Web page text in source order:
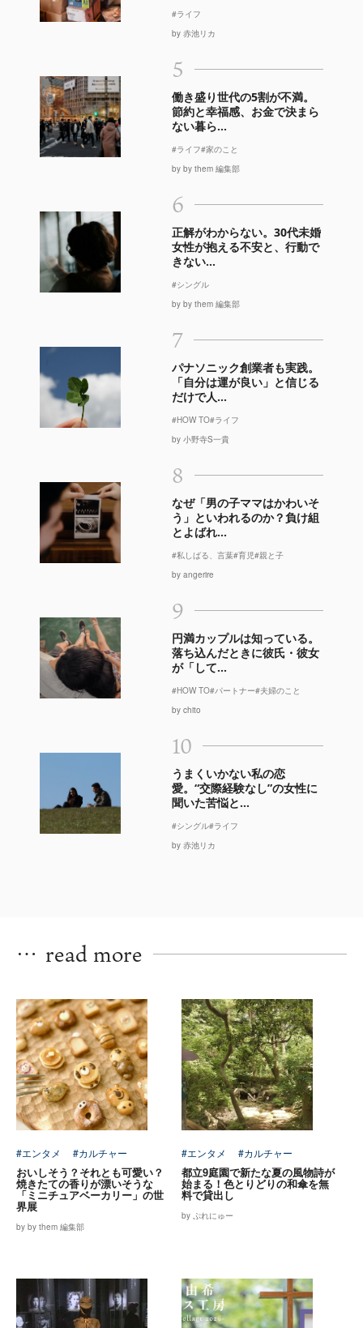
#ライフ
by 赤池リカ
5
働き盛り世代の5割が不満。
節約と幸福感、お金で決まら
ない暮ら...
#ライフ#家のこと
by by them 編集部
6
正解がわからない。30代未婚
女性が抱える不安と、行動で
きない...
#シングル
by by them 編集部
7
パナソニック創業者も実践。
「自分は運が良い」と信じる
だけで人...
#HOW TO#ライフ
by 小野寺S一貴
8
なぜ「男の子ママはかわいそ
う」といわれるのか？負け組
とよばれ...
#私しばる、言葉#育児#親と子
by angerire
9
円満カップルは知っている。
落ち込んだときに彼氏・彼女
が「して...
#HOW TO#パートナー#夫婦のこと
by chito
10
うまくいかない私の恋
愛。“交際経験なし”の女性に
聞いた苦悩と...
#シングル#ライフ
by 赤池リカ
… read more
#エンタメ #カルチャー
おいしそう？それとも可愛い？
焼きたての香りが漂いそうな
「ミニチュアベーカリー」の世
界展
by by them 編集部
#エンタメ #カルチャー
都立9庭園で新たな夏の風物詩が
始まる！色とりどりの和傘を無
料で貸出し
by ぷれにゅー